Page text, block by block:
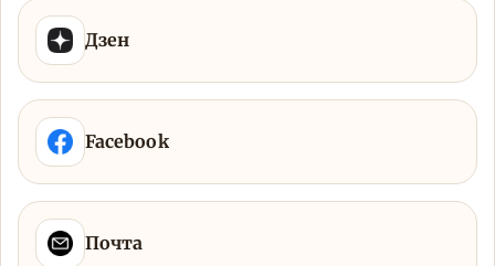
Дзен
Facebook
Почта